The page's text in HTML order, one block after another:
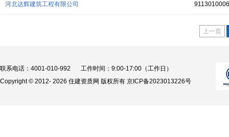
河北达辉建筑工程有限公司
上一页
联系电话：4001-010-992
工作时间：9:00-17:00（工作日）
Copyright © 2012- 2026 住建资质网 版权所有 京ICP备2023013226号